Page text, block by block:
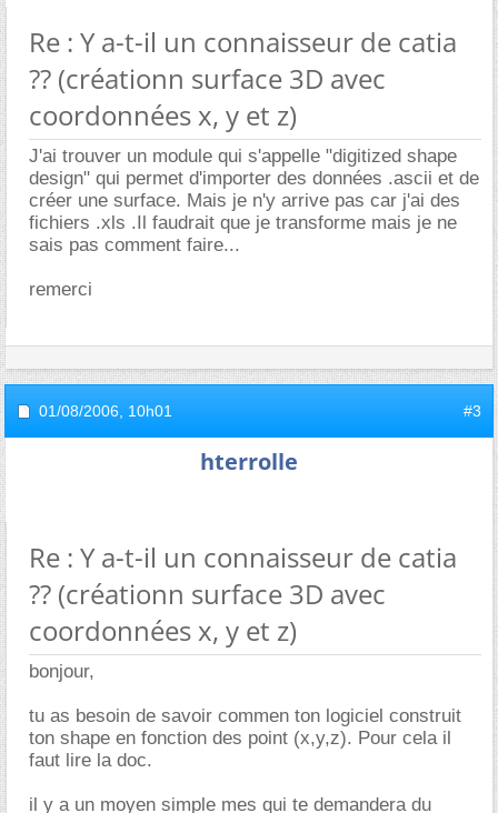
Re : Y a-t-il un connaisseur de catia
?? (créationn surface 3D avec
coordonnées x, y et z)
J'ai trouver un module qui s'appelle "digitized shape
design" qui permet d'importer des données .ascii et de
créer une surface. Mais je n'y arrive pas car j'ai des
fichiers .xls .Il faudrait que je transforme mais je ne
sais pas comment faire...
remerci
01/08/2006, 10h01 #3
hterrolle
Re : Y a-t-il un connaisseur de catia
?? (créationn surface 3D avec
coordonnées x, y et z)
bonjour,
tu as besoin de savoir commen ton logiciel construit
ton shape en fonction des point (x,y,z). Pour cela il
faut lire la doc.
il y a un moyen simple mes qui te demandera du